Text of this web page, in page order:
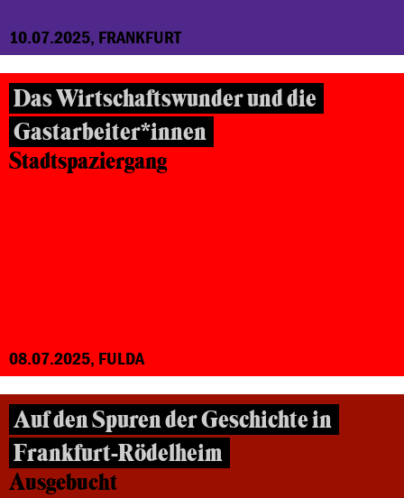
10.07.2025, FRANKFURT
Das Wirtschaftswunder und die
Gastarbeiter*innen
Stadtspaziergang
08.07.2025, FULDA
Auf den Spuren der Geschichte in
Frankfurt-Rödelheim
Ausgebucht